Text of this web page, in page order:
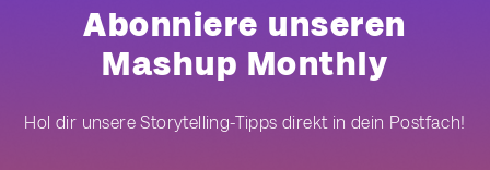
Abonniere unseren
Mashup Monthly
Hol dir unsere Storytelling-Tipps direkt in dein Postfach!